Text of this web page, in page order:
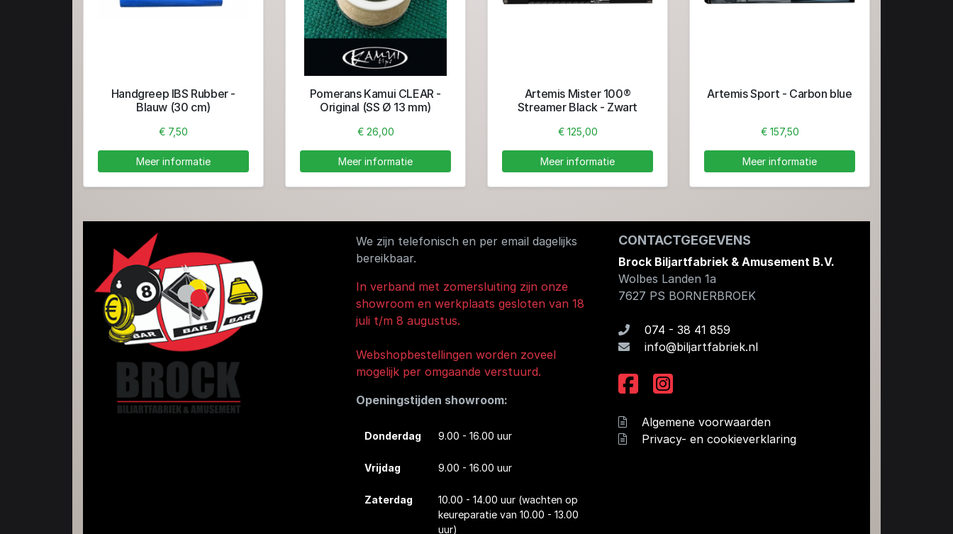
Handgreep IBS Rubber -
Blauw (30 cm)
€ 7,50
Meer informatie
Pomerans Kamui CLEAR -
Original (SS Ø 13 mm)
€ 26,00
Meer informatie
Artemis Mister 100®
Streamer Black - Zwart
€ 125,00
Meer informatie
Artemis Sport - Carbon blue
€ 157,50
Meer informatie
We zijn telefonisch en per email dagelijks
bereikbaar.
In verband met zomersluiting zijn onze
showroom en werkplaats gesloten van 18
juli t/m 8 augustus.
Webshopbestellingen worden zoveel
mogelijk per omgaande verstuurd.
Openingstijden showroom:
Donderdag 9.00 - 16.00 uur
Vrijdag 9.00 - 16.00 uur
Zaterdag 10.00 - 14.00 uur (wachten op
keureparatie van 10.00 - 13.00
uur)
CONTACTGEGEVENS
Brock Biljartfabriek & Amusement B.V.
Wolbes Landen 1a
7627 PS BORNERBROEK
074 - 38 41 859
info@biljartfabriek.nl
Algemene voorwaarden
Privacy- en cookieverklaring